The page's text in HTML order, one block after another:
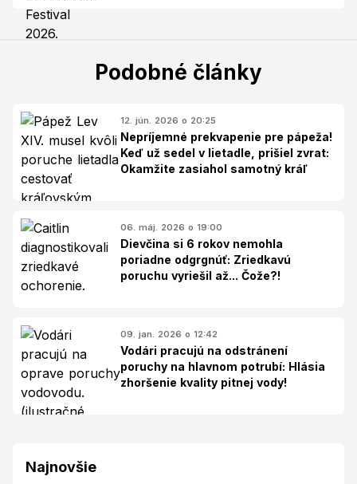
Podobné články
12. jún. 2026 o 20:25
Nepríjemné prekvapenie pre pápeža!
Keď už sedel v lietadle, prišiel zvrat:
Okamžite zasiahol samotný kráľ
06. máj. 2026 o 19:00
Dievčina si 6 rokov nemohla
poriadne odgrgnúť: Zriedkavú
poruchu vyriešil až... Čože?!
09. jan. 2026 o 12:42
Vodári pracujú na odstránení
poruchy na hlavnom potrubí: Hlásia
zhoršenie kvality pitnej vody!
Najnovšie